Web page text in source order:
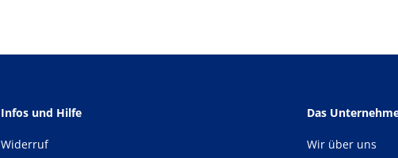
Infos und Hilfe
Widerruf
Das
Wir über uns